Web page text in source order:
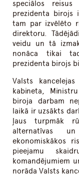
speciālos reisus
prezidenta birojs
tam par izvēlēto
direktoru.
veidu un tā
nonāca tikai
prezidenta birojs
Valsts
kabineta,
biroja darbam
laikā ir uzsākts
ļaus turpmāk
alternatīvas
ekonomiskākos
pieejamu
komandējumiem
norāda Valsts